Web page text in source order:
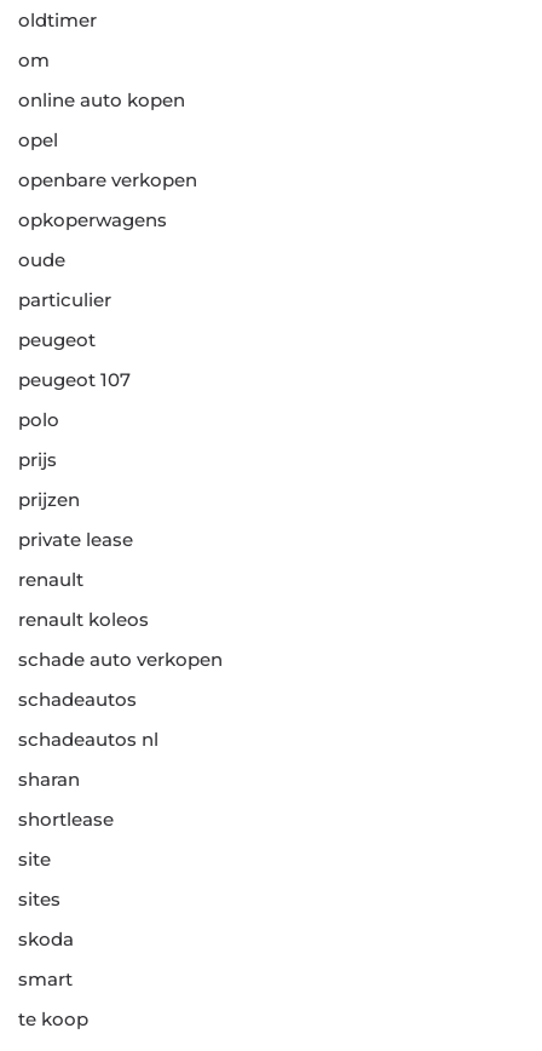
oldtimer
om
online auto kopen
opel
openbare verkopen
opkoperwagens
oude
particulier
peugeot
peugeot 107
polo
prijs
prijzen
private lease
renault
renault koleos
schade auto verkopen
schadeautos
schadeautos nl
sharan
shortlease
site
sites
skoda
smart
te koop